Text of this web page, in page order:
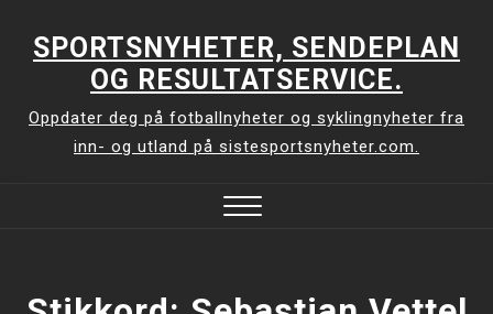
SPORTSNYHETER, SENDEPLAN
OG RESULTATSERVICE.
Oppdater deg på fotballnyheter og syklingnyheter fra
inn- og utland på sistesportsnyheter.com.